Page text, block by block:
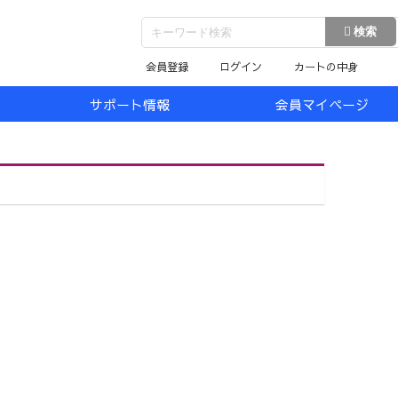
会員登録 ログイン カートの中身
サポート情報 会員マイページ